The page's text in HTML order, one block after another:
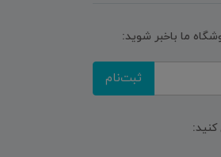
ما باخبر شوید:
ثبت‌نام
کنید: